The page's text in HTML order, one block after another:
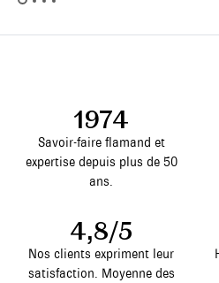
1974
Savoir-faire flamand et
expertise depuis plus de 50
ans.
4,8/5
Nos clients expriment leur
satisfaction. Moyenne des